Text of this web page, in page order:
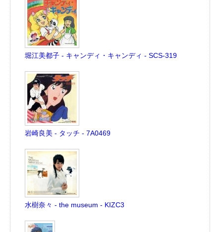
堀江美都子 - キャンディ・キャンディ - SCS-319
岩崎良美 - タッチ - 7A0469
水樹奈々 - the museum - KIZC3